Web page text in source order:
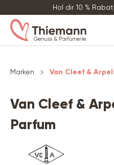
Hol dir 10 %
Marken Van Cleef &
Van Cleef &
Parfum